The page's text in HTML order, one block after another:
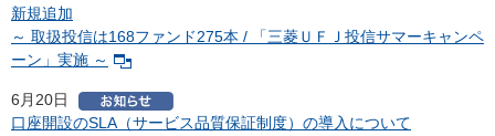
新規追加
～ 取扱投信は168ファンド275本 / 「三菱ＵＦＪ投信サマーキャンペ
ーン」実施 ～
6月20日
口座開設のSLA（サービス品質保証制度）の導入について